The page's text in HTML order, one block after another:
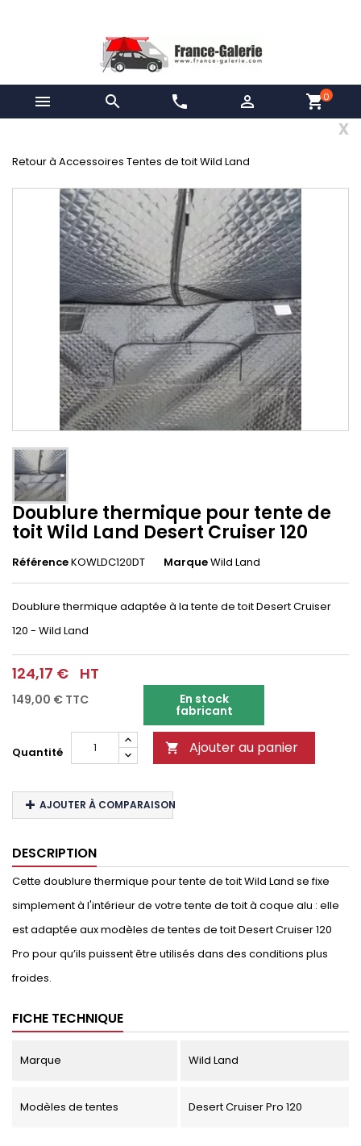
  phone  shopping_cart0
x
Retour à Accessoires Tentes de toit Wild Land
Doublure thermique pour tente de
toit Wild Land Desert Cruiser 120
RéférenceKOWLDC120DT MarqueWild Land
Doublure thermique adaptée à la tente de toit Desert Cruiser
120 - Wild Land
124,17 € HT
149,00 € TTC En stock
fabricant
Quantité  Ajouter au panier
AJOUTER À COMPARAISON
DESCRIPTION
Cette doublure thermique pour tente de toit Wild Land se fixe
simplement à l'intérieur de votre tente de toit à coque alu : elle
est adaptée aux modèles de tentes de toit Desert Cruiser 120
Pro pour qu’ils puissent être utilisés dans des conditions plus
froides.
FICHE TECHNIQUE
Marque Wild Land
Modèles de tentes Desert Cruiser Pro 120